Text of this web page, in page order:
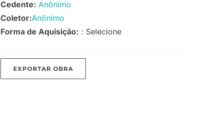
Cedente: Anônimo
Coletor:Anônimo
Forma de Aquisição: : Selecione
EXPORTAR OBRA